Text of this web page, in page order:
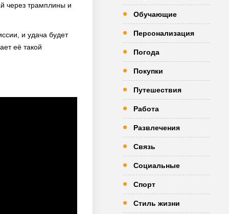
через трамплины и
и удача будет
её такой
Обучающие
Персонализация
Погода
Покупки
Путешествия
Работа
Развлечения
Связь
Социальные
Спорт
Стиль жизни